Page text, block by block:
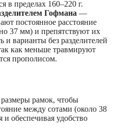
в пределах 160–220 г.
Гофмана —
постоянное расстояние
37 мм) и препятствуют их
варианты без разделителей
как меньше травмируют
прополисом.
рамок, чтобы
между сотами (около 38
обеспечивая удобство